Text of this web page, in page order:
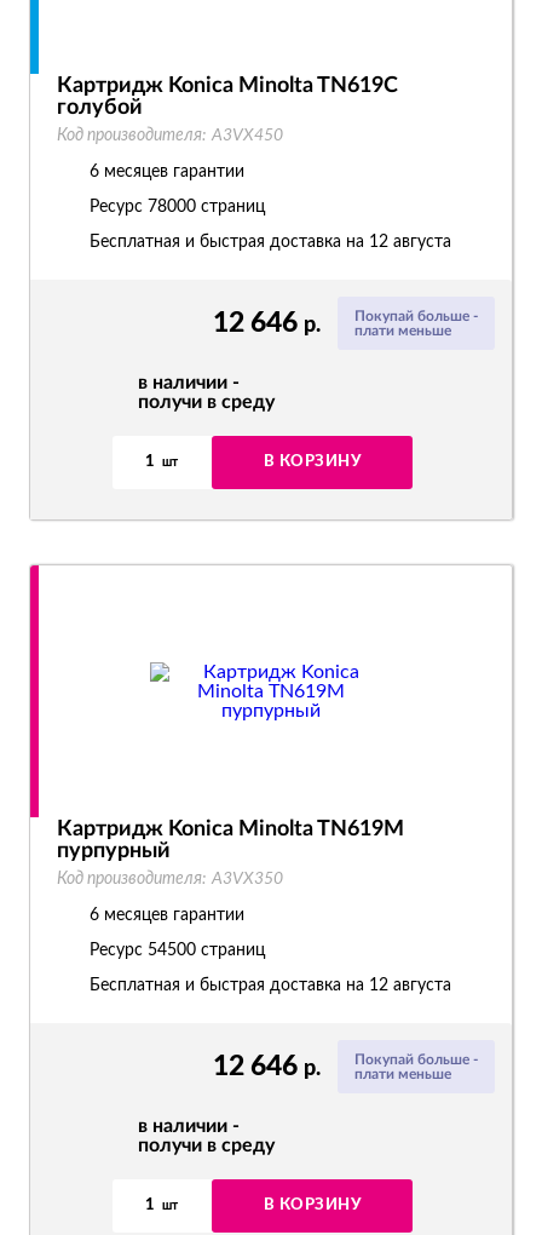
Покупай больше -
плати меньше
12 646 р.
в наличии -
получи в среду
1 шт В КОРЗИНУ
Картридж Konica Minolta TN619C
голубой
Код производителя: A3VX450
6 месяцев гарантии
Ресурс 78000 страниц
Бесплатная и быстрая доставка на 12 августа
Покупай больше -
плати меньше
12 646 р.
в наличии -
получи в среду
1 шт В КОРЗИНУ
Картридж Konica Minolta TN619M
пурпурный
Код производителя: A3VX350
6 месяцев гарантии
Ресурс 54500 страниц
Бесплатная и быстрая доставка на 12 августа